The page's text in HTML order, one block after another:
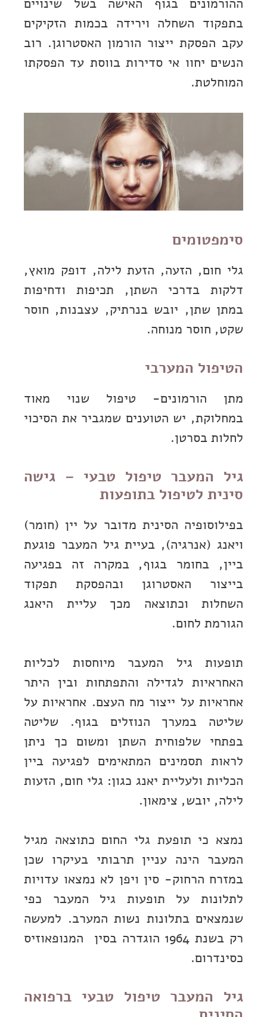
ההורמונים בגוף האישה בשל שינויים
בתפקוד השחלה וירידה בכמות הזקיקים
עקב הפסקת ייצור הורמון האסטרוגן. רוב
הנשים יחוו אי סדירות בווסת עד הפסקתו
המוחלטת.
סימפטומים
גלי חום, הזעה, הזעת לילה, דופק מואץ,
דלקות בדרכי השתן, תכיפות ודחיפות
במתן שתן, יובש בנרתיק, עצבנות, חוסר
שקט, חוסר מנוחה.
הטיפול המערבי
מתן הורמונים- טיפול שנוי מאוד
במחלוקת, יש הטוענים שמגביר את הסיכוי
לחלות בסרטן.
גיל המעבר טיפול טבעי – גישה
סינית לטיפול בתופעות
בפילוסופיה הסינית מדובר על יין (חומר)
ויאנג (אנרגיה), בעיית גיל המעבר פוגעת
ביין, בחומר בגוף, במקרה זה בפגיעה
בייצור האסטרוגן ובהפסקת תפקוד
השחלות וכתוצאה מכך עליית היאנג
הגורמת לחום.
תופעות גיל המעבר מיוחסות לכליות
האחראיות לגדילה והתפתחות ובין היתר
אחראיות על ייצור מח העצם. אחראיות על
שליטה במערך הנוזלים בגוף. שליטה
בפתחי שלפוחית השתן ומשום כך ניתן
לראות תסמינים המתאימים לפגיעה ביין
הכליות ולעליית יאנג כגון: גלי חום, הזעות
לילה, יובש, צימאון.
נמצא כי תופעת גלי החום כתוצאה מגיל
המעבר הינה עניין תרבותי בעיקרו שכן
במזרח הרחוק- סין ויפן לא נמצאו עדויות
לתלונות על תופעות גיל המעבר כפי
שנמצאים בתלונות נשות המערב. למעשה
רק בשנת 1964 הוגדרה בסין המנופאוזיס
כסינדרום.
גיל המעבר טיפול טבעי ברפואה